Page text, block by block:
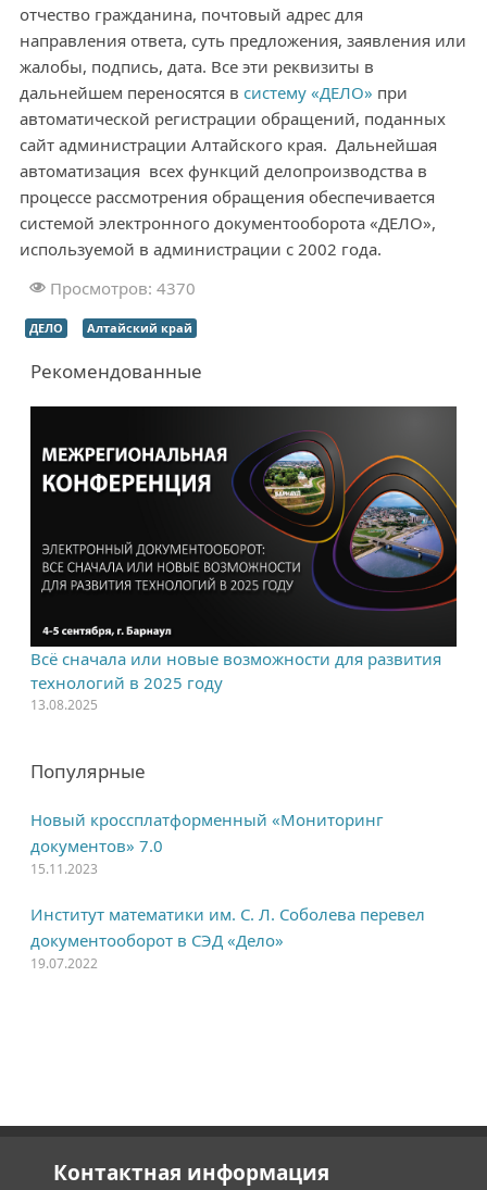
отчество гражданина, почтовый адрес для
направления ответа, суть предложения, заявления или
жалобы, подпись, дата. Все эти реквизиты в
дальнейшем переносятся в систему «ДЕЛО» при
автоматической регистрации обращений, поданных
сайт администрации Алтайского края. Дальнейшая
автоматизация всех функций делопроизводства в
процессе рассмотрения обращения обеспечивается
системой электронного документооборота «ДЕЛО»,
используемой в администрации с 2002 года.
Просмотров: 4370
ДЕЛО Алтайский край
Рекомендованные
Всё сначала или новые возможности для развития
технологий в 2025 году
13.08.2025
Популярные
Новый кроссплатформенный «Мониторинг
документов» 7.0
15.11.2023
Институт математики им. С. Л. Соболева перевел
документооборот в СЭД «Дело»
19.07.2022
Контактная информация